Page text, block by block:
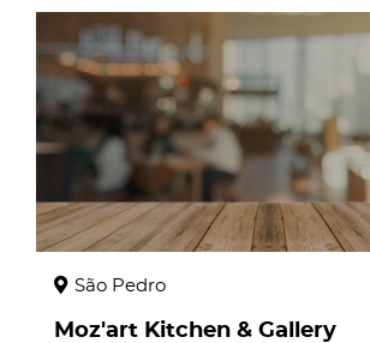
page
São Pedro
Moz'art Kitchen & Gallery